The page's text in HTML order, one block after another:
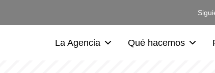
La Agencia Qué hacemos